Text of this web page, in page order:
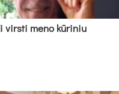
virs­ti me­no kū­ri­niu